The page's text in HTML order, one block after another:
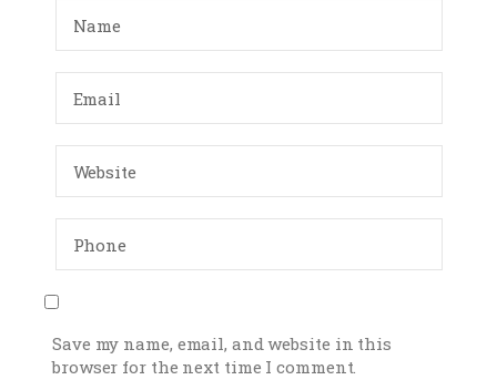
Save my name, email, and website in this
browser for the next time I comment.